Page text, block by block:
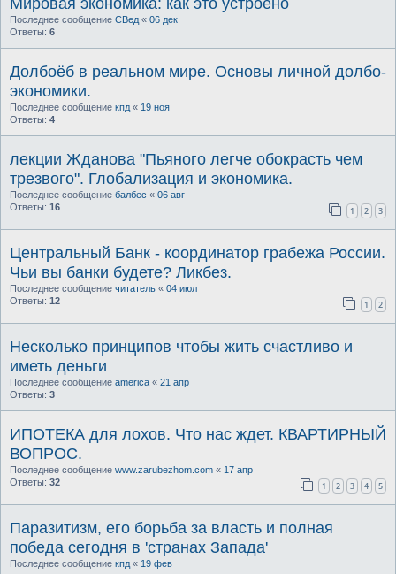
Мировая экономика: как это устроено
Последнее сообщение СВед « 06 дек
Ответы: 6
Долбоёб в реальном мире. Основы личной долбо-
экономики.
Последнее сообщение кпд « 19 ноя
Ответы: 4
лекции Жданова "Пьяного легче обокрасть чем
трезвого". Глобализация и экономика.
Последнее сообщение балбес « 06 авг
Ответы: 16 1 2 3
Центральный Банк - координатор грабежа России.
Чьи вы банки будете? Ликбез.
Последнее сообщение читатель « 04 июл
Ответы: 12 1 2
Несколько принципов чтобы жить счастливо и
иметь деньги
Последнее сообщение america « 21 апр
Ответы: 3
ИПОТЕКА для лохов. Что нас ждет. КВАРТИРНЫЙ
ВОПРОС.
Последнее сообщение www.zarubezhom.com « 17 апр
Ответы: 32 1 2 3 4 5
Паразитизм, его борьба за власть и полная
победа сегодня в 'странах Запада'
Последнее сообщение кпд « 19 фев